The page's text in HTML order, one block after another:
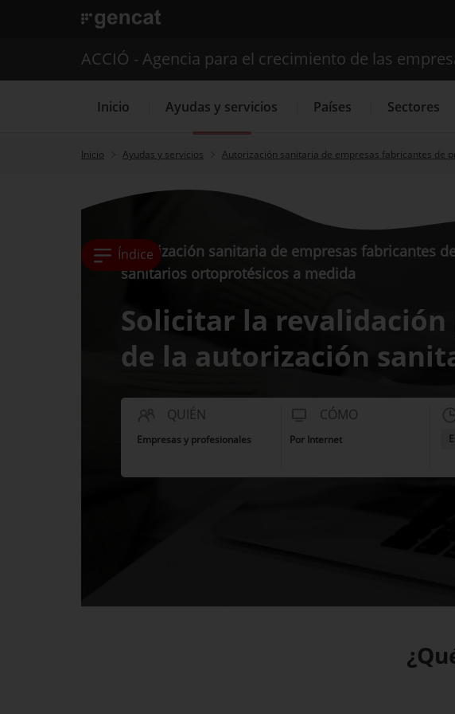
. Abrir en una nueva ventana.
ACCIÓ - Agencia para el crecimiento de las
Inicio Ayudas y servicios Países Sectores
Inicio Ayudas y servicios Autorización sanitaria de empresas fabricantes de
Índice
Autorización sanitaria de empresas fabricantes
sanitarios ortoprotésicos a medida
Solicitar la revalidación
de la autorización
QUIÉN
Empresas y profesionales
CÓMO
Por Internet